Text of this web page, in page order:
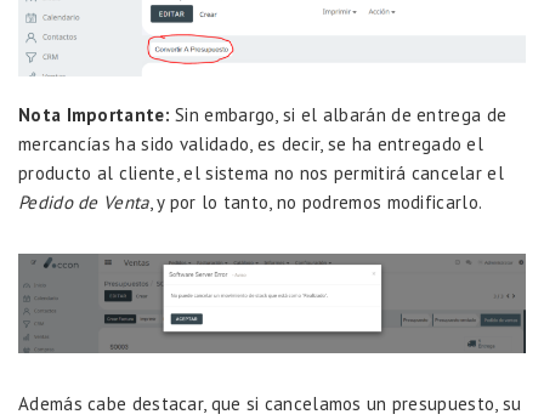
Nota Importante: Sin embargo, si el albarán de entrega de
mercancías ha sido validado, es decir, se ha entregado el
producto al cliente, el sistema no nos permitirá cancelar el
Pedido de Venta, y por lo tanto, no podremos modificarlo.
Además cabe destacar, que si cancelamos un presupuesto, su